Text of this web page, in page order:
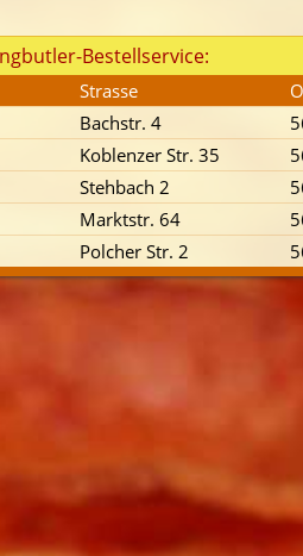
Bestellservice:
Strasse
Bachstr. 4
Koblenzer Str. 35
Stehbach 2
Marktstr. 64
Polcher Str. 2